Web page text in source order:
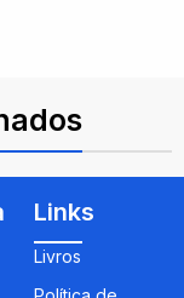
Links
Livros